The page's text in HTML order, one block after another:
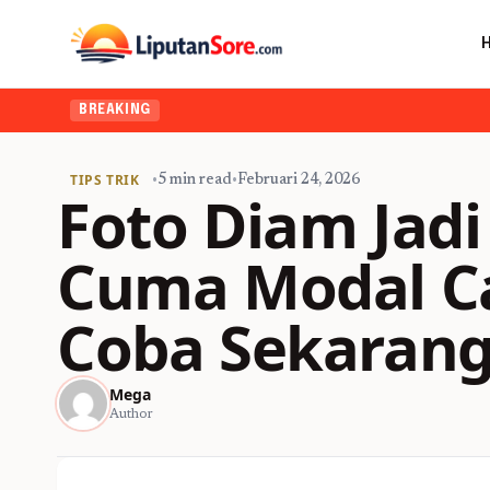
BREAKING
TIPS TRIK •5 min read•Februari 24, 2026
Foto Diam
Cuma Modal
Coba
Mega
Author